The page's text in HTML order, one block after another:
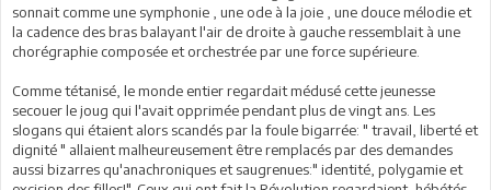
sonnait comme une symphonie , une ode à la joie , une douce mélodie et
la cadence des bras balayant l'air de droite à gauche ressemblait à une
chorégraphie composée et orchestrée par une force supérieure.
Comme tétanisé, le monde entier regardait médusé cette jeunesse
secouer le joug qui l'avait opprimée pendant plus de vingt ans. Les
slogans qui étaient alors scandés par la foule bigarrée: " travail, liberté et
dignité " allaient malheureusement être remplacés par des demandes
aussi bizarres qu'anachroniques et saugrenues:" identité, polygamie et